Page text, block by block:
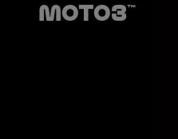
Moto3™